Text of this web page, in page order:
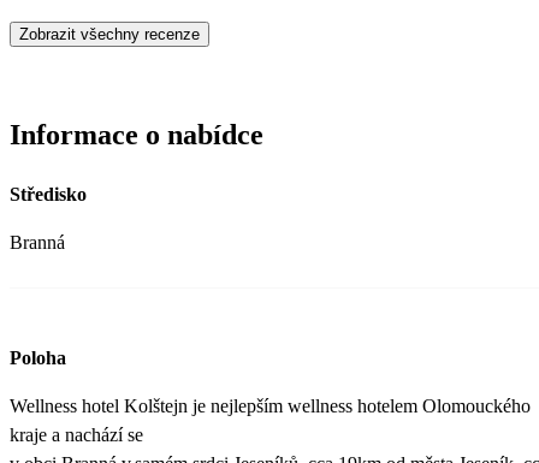
Zobrazit všechny recenze
Informace o nabídce
Středisko
Branná
Poloha
Wellness hotel Kolštejn je nejlepším wellness hotelem Olomouckého
kraje a nachází se